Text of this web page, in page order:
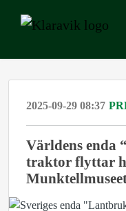
2025-09-29 08:37
Världens enda
traktor flyttar